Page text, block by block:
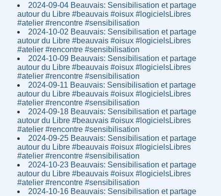
2024-09-04 Beauvais: Sensibilisation et partage
autour du Libre #beauvais #oisux #logicielsLibres
#atelier #rencontre #sensibilisation
2024-10-02 Beauvais: Sensibilisation et partage
autour du Libre #beauvais #oisux #logicielsLibres
#atelier #rencontre #sensibilisation
2024-10-09 Beauvais: Sensibilisation et partage
autour du Libre #beauvais #oisux #logicielsLibres
#atelier #rencontre #sensibilisation
2024-09-11 Beauvais: Sensibilisation et partage
autour du Libre #beauvais #oisux #logicielsLibres
#atelier #rencontre #sensibilisation
2024-09-18 Beauvais: Sensibilisation et partage
autour du Libre #beauvais #oisux #logicielsLibres
#atelier #rencontre #sensibilisation
2024-09-25 Beauvais: Sensibilisation et partage
autour du Libre #beauvais #oisux #logicielsLibres
#atelier #rencontre #sensibilisation
2024-10-23 Beauvais: Sensibilisation et partage
autour du Libre #beauvais #oisux #logicielsLibres
#atelier #rencontre #sensibilisation
2024-10-16 Beauvais: Sensibilisation et partage